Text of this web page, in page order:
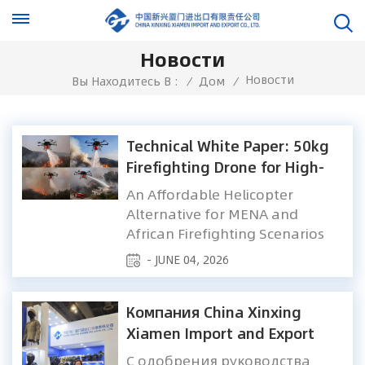
Новости
Вы Находитесь В : / Дом / Новости
Technical White Paper: 50kg
Firefighting Drone for High-
Rise and Petrochemical Fires
An Affordable Helicopter
Alternative for MENA and
African Firefighting Scenarios
Executive Summary The Middle
East and Africa (MENA) region
face unique fire safety
challenges, especially when
combating high-rise building
fires in urban centers and
- JUNE 04, 2026
Компания China Xinxing
Xiamen Import and Export
Co., Ltd. принимает участие
С одобрения руководства